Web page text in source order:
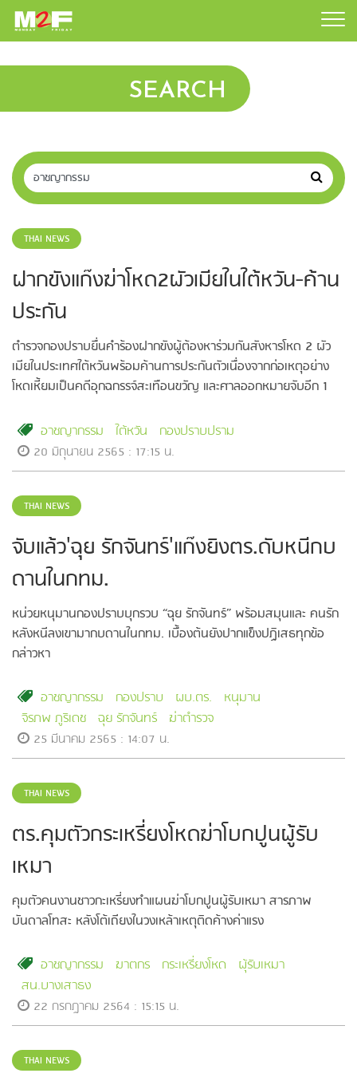
SEARCH
THAI NEWS
ฝากขังแก๊งฆ่าโหด2ผัวเมียในใต้หวัน-ค้าน
ประกัน
ตำรวจกองปราบยื่นคำร้องฝากขังผู้ต้องหาร่วมกันสังหารโหด 2 ผัว
เมียในประเทศใต้หวันพร้อมค้านการประกันตัวเนื่องจากก่อเหตุอย่าง
โหดเหี้ยมเป็นคดีอุกฉกรรจ์สะเทือนขวัญ และศาลออกหมายจับอีก 1
อาชญากรรม ใต้หวัน กองปราบปราม
20 มิถุนายน 2565 : 17:15 น.
THAI NEWS
จับแล้ว'ฉุย รักจันทร์'แก๊งยิงตร.ดับหนีกบ
ดานในกทม.
หน่วยหนุมานกองปราบบุกรวบ “ฉุย รักจันทร์” พร้อมสมุนและ คนรัก
หลังหนีลงเขามากบดานในกทม. เบื้องต้นยังปากแข็งปฏิเสธทุกข้อ
กล่าวหา
อาชญากรรม กองปราบ ผบ.ตร.
หนุมาน
จิรภพ ภูริเดช ฉุย รักจันทร์ ฆ่าตำรวจ
25 มีนาคม 2565 : 14:07 น.
THAI NEWS
ตร.คุมตัวกระเหรี่ยงโหดฆ่าโบกปูนผู้รับ
เหมา
คุมตัวคนงานชาวกะเหรี่ยงทำแผนฆ่าโบกปูนผู้รับเหมา สารภาพ
บันดาลโทสะ หลังโต้เถียงในวงเหล้าเหตุติดค้างค่าแรง
อาชญากรรม ฆาตกร กระเหรี่ยงโหด
ผุ้รับเหมา
สน.บางเสาธง
22 กรกฎาคม 2564 : 15:15 น.
THAI NEWS